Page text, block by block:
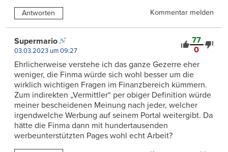
Antworten Kommentar melden
77
0
Supermario
03.03.2023 um 09:27
Ehrlicherweise verstehe ich das ganze Gezerre eher
weniger, die Finma würde sich wohl besser um die
wirklich wichtigen Fragen im Finanzbereich kümmern.
Zum indirekten „Vermittler“ per obiger Definition würde
meiner bescheidenen Meinung nach jeder, welcher
irgendwelche Werbung auf seinem Portal weitergibt. Da
hätte die Finma dann mit hundertausenden
werbeunterstützten Pages wohl echt Arbeit?